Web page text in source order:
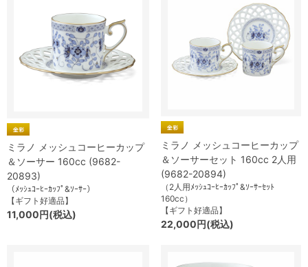
ミラノ メッシュコーヒーカップ
＆ソーサー 160cc (9682-
20893)
（ﾒｯｼｭｺｰﾋｰｶｯﾌﾟ&ｿｰｻｰ）
【ギフト好適品】
11,000円(税込)
ミラノ メッシュコーヒーカップ
＆ソーサーセット 160cc 2人用
(9682-20894)
（2人用ﾒｯｼｭｺｰﾋｰｶｯﾌﾟ&ｿｰｻｰｾｯﾄ
160cc）
【ギフト好適品】
22,000円(税込)